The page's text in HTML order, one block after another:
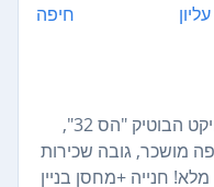
חיפה
פנטאהוז חזיתי חדש למכירה בפרויקט הבוטיק "הס 32",
מושכר, גובה שכירות
ריהוט מלא! חנייה +מחסן בניין